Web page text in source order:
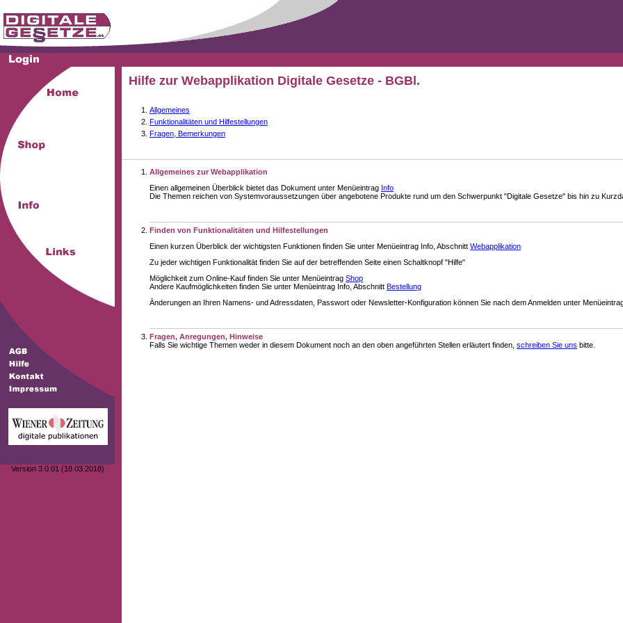
Version 3.0.01 (18.03.2018)
Hilfe zur Webapplikation Digitale Gesetze - BGBl.
Allgemeines
Funktionalitäten und Hilfestellungen
Fragen, Bemerkungen
Allgemeines zur Webapplikation
Einen allgemeinen Überblick bietet das Dokument unter Menüeintrag Info
Die Themen reichen von Systemvoraussetzungen über angebotene Produkte rund um den Schwerpunkt "Digitale Gesetze" bis hin zu
Finden von Funktionalitäten und Hilfestellungen
Einen kurzen Überblick der wichtigsten Funktionen finden Sie unter Menüeintrag Info, Abschnitt Webapplikation
Zu jeder wichtigen Funktionalität finden Sie auf der betreffenden Seite einen Schaltknopf "Hilfe"
Möglichkeit zum Online-Kauf finden Sie unter Menüeintrag Shop
Andere Kaufmöglichkeiten finden Sie unter Menüeintrag Info, Abschnitt Bestellung
Änderungen an Ihren Namens- und Adressdaten, Passwort oder Newsletter-Konfiguration können Sie nach dem Anmelden unter
Fragen, Anregungen, Hinweise
Falls Sie wichtige Themen weder in diesem Dokument noch an den oben angeführten Stellen erläutert finden, schreiben Sie uns bitte.